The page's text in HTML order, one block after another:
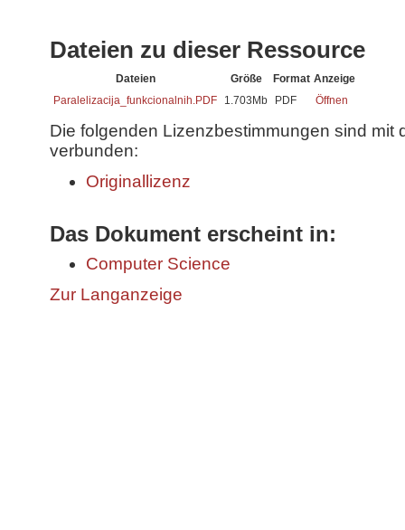
Dateien zu dieser Ressource
Dateien Größe Format Anzeige
Paralelizacija_funkcionalnih.PDF
1.703Mb PDF Öffnen
Die folgenden Lizenzbestimmungen sind mit
verbunden:
Originallizenz
Das Dokument erscheint in:
Computer Science
Zur Langanzeige